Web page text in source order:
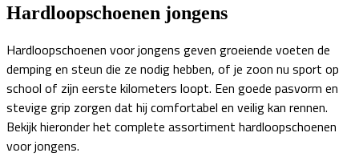
Hardloopschoenen jongens
Hardloopschoenen voor jongens geven groeiende voeten de
demping en steun die ze nodig hebben, of je zoon nu sport op
school of zijn eerste kilometers loopt. Een goede pasvorm en
stevige grip zorgen dat hij comfortabel en veilig kan rennen.
Bekijk hieronder het complete assortiment hardloopschoenen
voor jongens.